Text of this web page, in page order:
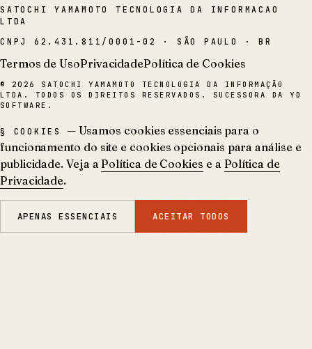
SATOCHI YAMAMOTO TECNOLOGIA DA INFORMACAO
LTDA
CNPJ 62.431.811/0001-02 · SÃO PAULO · BR
Termos de UsoPrivacidadePolítica de Cookies
© 2026
SATOCHI YAMAMOTO TECNOLOGIA DA INFORMAÇÃO
LTDA. TODOS OS DIREITOS RESERVADOS. SUCESSORA DA YD
SOFTWARE.
§ COOKIES
— Usamos cookies essenciais para o
funcionamento do site e cookies opcionais para análise e
publicidade. Veja a Política de Cookies e a Política de
Privacidade.
APENAS ESSENCIAIS ACEITAR TODOS